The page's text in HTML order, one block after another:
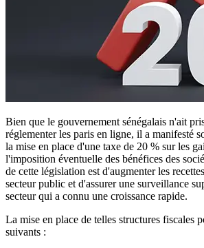
Bien que le gouvernement sénégalais n'ait
réglementer les paris en ligne, il a manifesté
la mise en place d'une taxe de 20 % sur les
l'imposition éventuelle des bénéfices des
de cette législation est d'augmenter les
secteur public et d'assurer une surveillance
secteur qui a connu une croissance rapide.
La mise en place de telles structures fiscales
suivants :